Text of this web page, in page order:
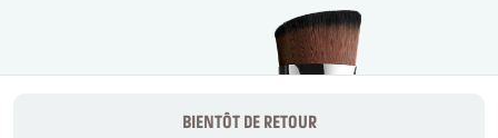
YEUX
BIENTÔT DE RETOUR